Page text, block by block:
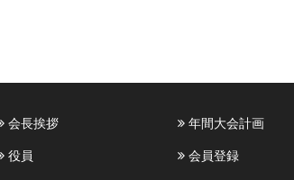
会長挨拶
役員
年間大会計画
会員登録